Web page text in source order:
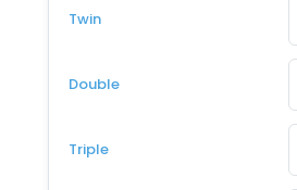
Twin
Double
Triple